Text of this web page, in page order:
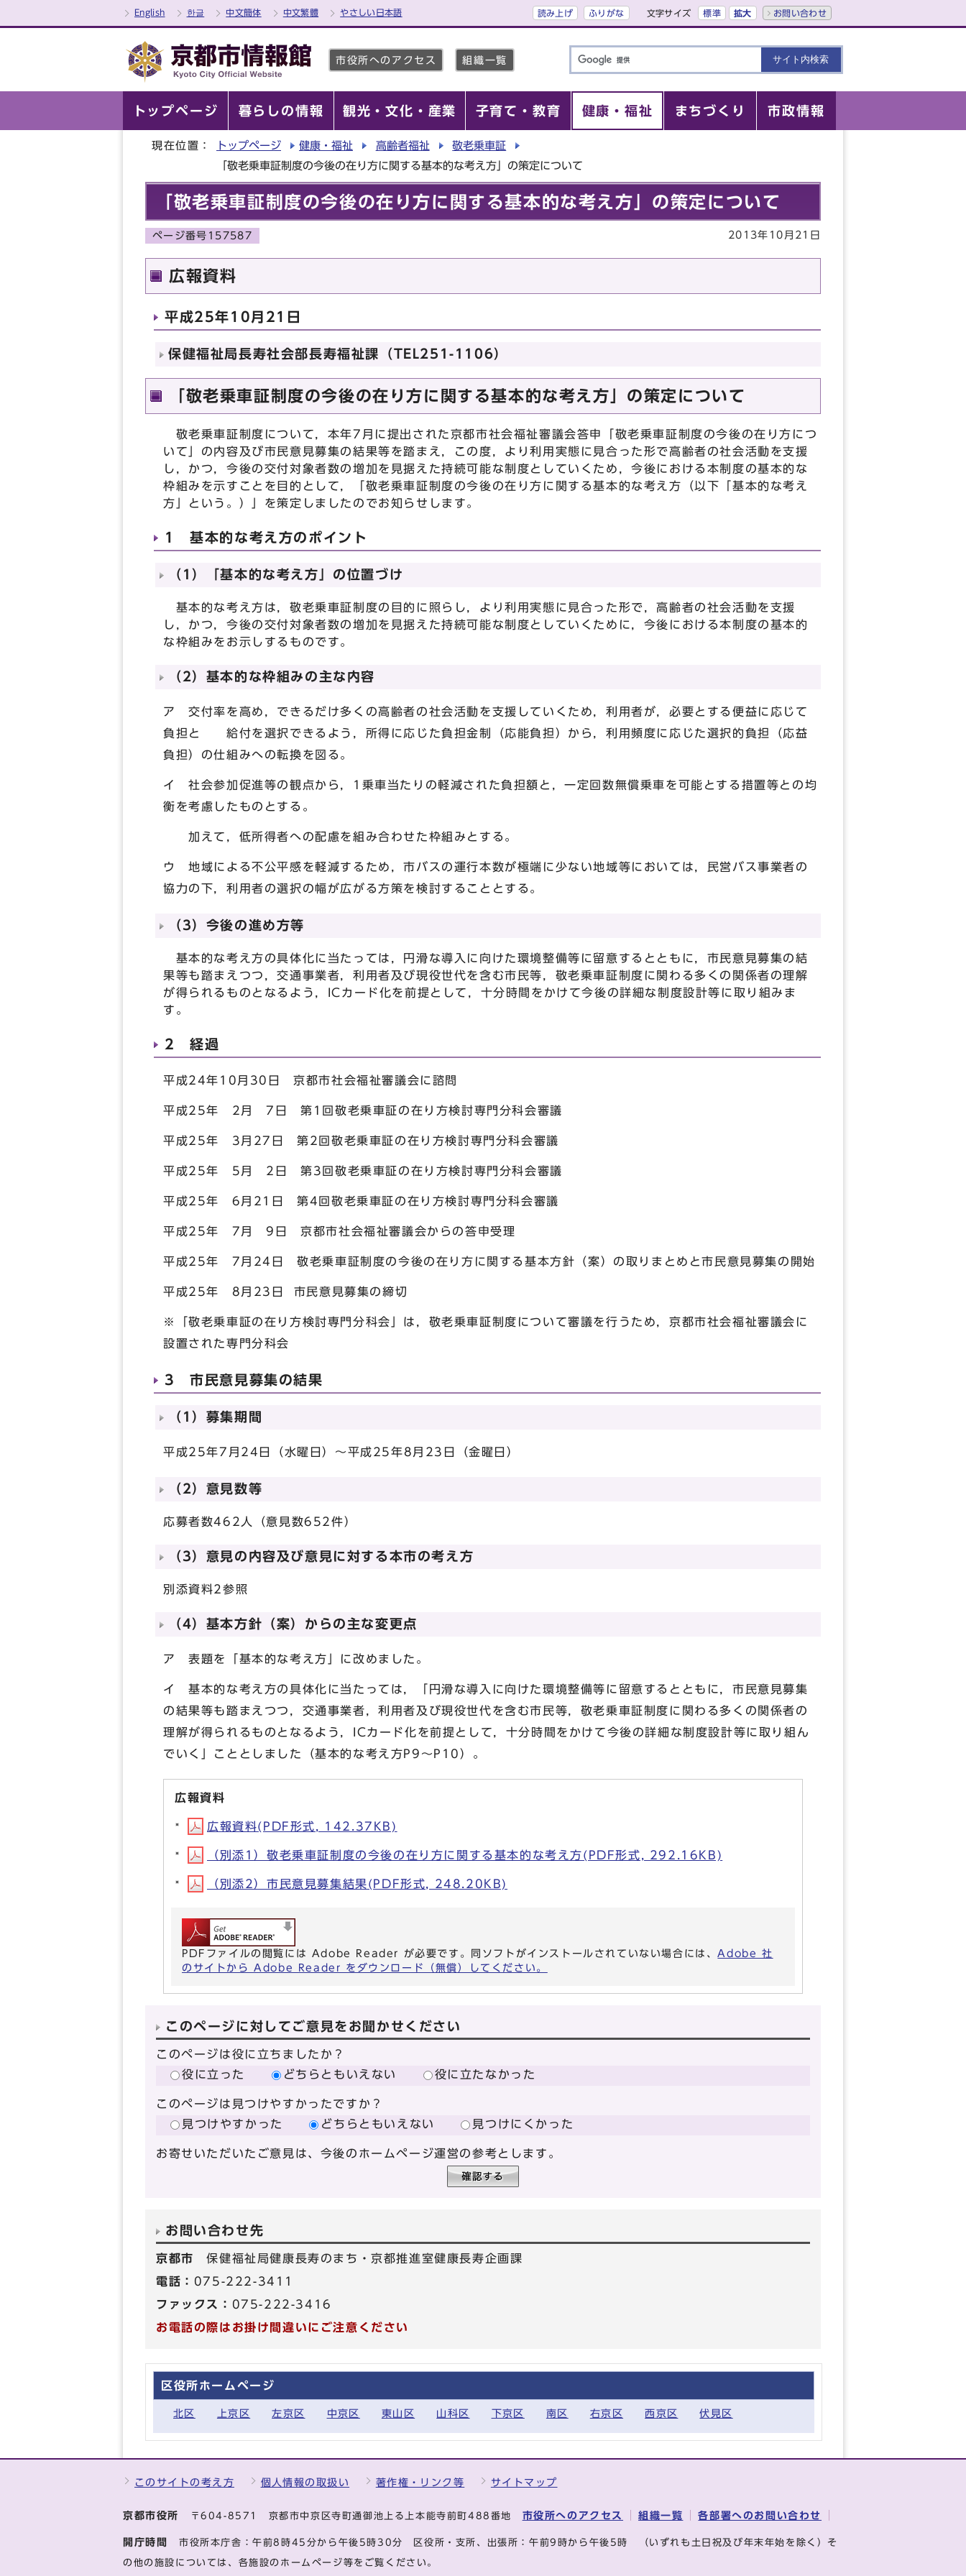
English 한글 中文簡体 中文繁體 やさしい日本語 読み上げ ふりがな 文字サイズ 標準 拡大 お問い合わせ
市役所へのアクセス 組織一覧
トップページ 暮らしの情報 観光・文化・産業 子育て・教育 健康・福祉 まちづくり 市政情報
現在位置： トップページ 健康・福祉 高齢者福祉
敬老乗車証
「敬老乗車証制度の今後の在り方に関する基本的な考え方」の策定について
「敬老乗車証制度の今後の在り方に関する基本的な考え方」の策定について
ページ番号157587 2013年10月21日
広報資料
平成25年10月21日
保健福祉局長寿社会部長寿福祉課（TEL251-1106）
「敬老乗車証制度の今後の在り方に関する基本的な考え方」の策定について
敬老乗車証制度について，本年7月に提出された京都市社会福祉審議会答申「敬老乗車証制度の今後の在り方につ
いて」の内容及び市民意見募集の結果等を踏まえ，この度，より利用実態に見合った形で高齢者の社会活動を支援
し，かつ，今後の交付対象者数の増加を見据えた持続可能な制度としていくため，今後における本制度の基本的な
枠組みを示すことを目的として，「敬老乗車証制度の今後の在り方に関する基本的な考え方（以下「基本的な考え
方」という。）」を策定しましたのでお知らせします。
1 基本的な考え方のポイント
（1）「基本的な考え方」の位置づけ
基本的な考え方は，敬老乗車証制度の目的に照らし，より利用実態に見合った形で，高齢者の社会活動を支援
し，かつ，今後の交付対象者数の増加を見据えた持続可能な制度としていくために，今後における本制度の基本的
な枠組みをお示しするものです。
（2）基本的な枠組みの主な内容
ア 交付率を高め，できるだけ多くの高齢者の社会活動を支援していくため，利用者が，必要とする便益に応じて
負担と 給付を選択できるよう，所得に応じた負担金制（応能負担）から，利用頻度に応じた選択的負担（応益
負担）の仕組みへの転換を図る。
イ 社会参加促進等の観点から，1乗車当たりの軽減された負担額と，一定回数無償乗車を可能とする措置等との均
衡を考慮したものとする。
加えて，低所得者への配慮を組み合わせた枠組みとする。
ウ 地域による不公平感を軽減するため，市バスの運行本数が極端に少ない地域等においては，民営バス事業者の
協力の下，利用者の選択の幅が広がる方策を検討することとする。
（3）今後の進め方等
基本的な考え方の具体化に当たっては，円滑な導入に向けた環境整備等に留意するとともに，市民意見募集の結
果等も踏まえつつ，交通事業者，利用者及び現役世代を含む市民等，敬老乗車証制度に関わる多くの関係者の理解
が得られるものとなるよう，ICカード化を前提として，十分時間をかけて今後の詳細な制度設計等に取り組みま
す。
2 経過
平成24年10月30日 京都市社会福祉審議会に諮問
平成25年 2月 7日 第1回敬老乗車証の在り方検討専門分科会審議
平成25年 3月27日 第2回敬老乗車証の在り方検討専門分科会審議
平成25年 5月 2日 第3回敬老乗車証の在り方検討専門分科会審議
平成25年 6月21日 第4回敬老乗車証の在り方検討専門分科会審議
平成25年 7月 9日 京都市社会福祉審議会からの答申受理
平成25年 7月24日 敬老乗車証制度の今後の在り方に関する基本方針（案）の取りまとめと市民意見募集の開始
平成25年 8月23日 市民意見募集の締切
※「敬老乗車証の在り方検討専門分科会」は，敬老乗車証制度について審議を行うため，京都市社会福祉審議会に
設置された専門分科会
3 市民意見募集の結果
（1）募集期間
平成25年7月24日（水曜日）～平成25年8月23日（金曜日）
（2）意見数等
応募者数462人（意見数652件）
（3）意見の内容及び意見に対する本市の考え方
別添資料2参照
（4）基本方針（案）からの主な変更点
ア 表題を「基本的な考え方」に改めました。
イ 基本的な考え方の具体化に当たっては，「円滑な導入に向けた環境整備等に留意するとともに，市民意見募集
の結果等も踏まえつつ，交通事業者，利用者及び現役世代を含む市民等，敬老乗車証制度に関わる多くの関係者の
理解が得られるものとなるよう，ICカード化を前提として，十分時間をかけて今後の詳細な制度設計等に取り組ん
でいく」こととしました（基本的な考え方P9～P10）。
広報資料
広報資料(PDF形式, 142.37KB)
（別添1）敬老乗車証制度の今後の在り方に関する基本的な考え方(PDF形式, 292.16KB)
（別添2）市民意見募集結果(PDF形式, 248.20KB)
PDFファイルの閲覧には Adobe Reader が必要です。同ソフトがインストールされていない場合には、Adobe 社
のサイトから Adobe Reader をダウンロード（無償）してください。
このページに対してご意見をお聞かせください
このページは役に立ちましたか？
役に立った
どちらともいえない 役に立たなかった
このページは見つけやすかったですか？
見つけやすかった
どちらともいえない 見つけにくかった
お寄せいただいたご意見は、今後のホームページ運営の参考とします。
お問い合わせ先
京都市保健福祉局健康長寿のまち・京都推進室健康長寿企画課
電話： 075-222-3411
ファックス： 075-222-3416
お電話の際はお掛け間違いにご注意ください
区役所ホームページ
北区 上京区 左京区 中京区 東山区 山科区 下京区 南区 右京区 西京区 伏見区
このサイトの考え方 個人情報の取扱い 著作権・リンク等 サイトマップ
京都市役所 〒604-8571 京都市中京区寺町通御池上る上本能寺前町488番地 市役所へのアクセス 組織一覧 各部署へのお問い合わせ
開庁時間 市役所本庁舎：午前8時45分から午後5時30分 区役所・支所、出張所：午前9時から午後5時 （いずれも土日祝及び年末年始を除く）そ
の他の施設については、各施設のホームページ等をご覧ください。